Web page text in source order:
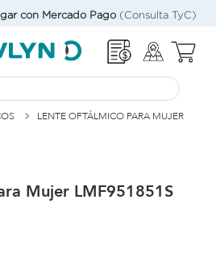
con Mercado Pago(Consulta TyC)
LENTE OFTÁLMICO PARA MUJER
Mujer LMF951851S